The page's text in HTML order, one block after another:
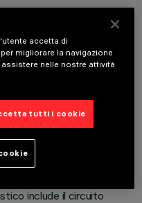
ottici completo di
include il circuito
accetta di
migliorare la navigazione
nelle nostre attività
tutti i cookie